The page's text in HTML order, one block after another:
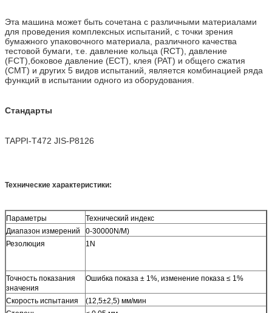
Эта машина может быть сочетана с различными материалами
для проведения комплексных испытаний, с точки зрения
бумажного упаковочного материала, различного качества
тестовой бумаги, т.е. давление кольца (RCT), давление
(FCT),боковое давление (ECT), клея (PAT) и общего сжатия
(CMT) и других 5 видов испытаний, является комбинацией ряда
функций в испытании одного из оборудования.
Стандарты
TAPPI-T472 JIS-P8126
Технические характеристики:
Параметры
Технический индекс
Диапазон измерений
0-30000N/M)
Резолюция
1N
Точность показания
значения
Ошибка показа ± 1%, изменение показа ≤ 1%
Скорость испытания
(12,5±2,5) мм/мин